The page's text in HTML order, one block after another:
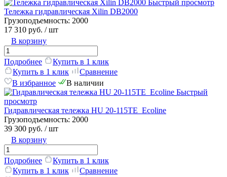
Быстрый просмотр
Тележка гидравлическая Xilin DB2000
Грузоподъемность: 2000
17 310 руб. / шт
В корзину
Подробнее
Купить в 1 клик
Купить в 1 клик
Сравнение
В избранное
В наличии
Быстрый
просмотр
Гидравлическая тележка HU 20-115TE_Ecoline
Грузоподъемность: 2000
39 300 руб. / шт
В корзину
Подробнее
Купить в 1 клик
Купить в 1 клик
Сравнение